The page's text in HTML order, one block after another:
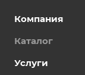
Компания
Каталог
Услуги